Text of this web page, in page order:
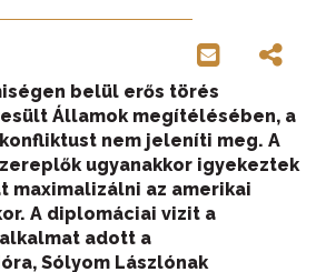
belül erős törés
Államok megítélésében, a
nem jeleníti meg. A
ugyanakkor igyekeztek
maximalizálni az amerikai
A diplomáciai vizit a
adott a
Sólyom Lászlónak